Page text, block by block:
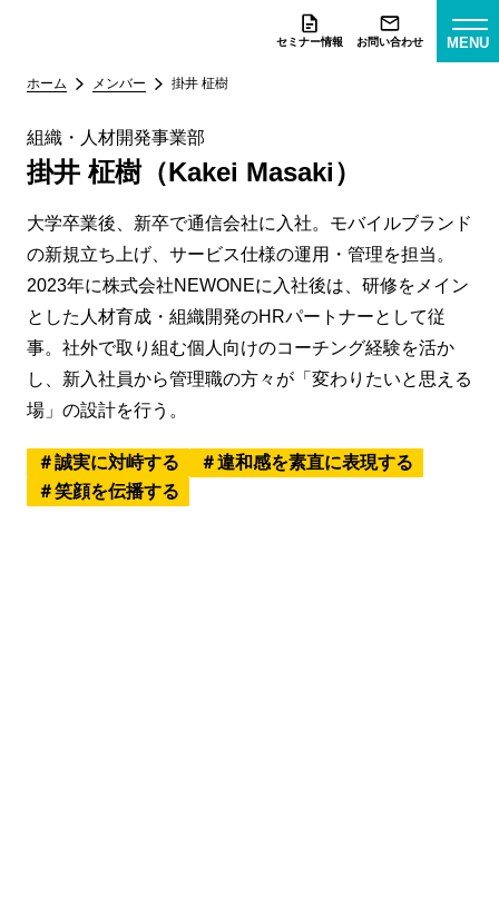
セミナー情報 お問い合わせ MENU
ホーム メンバー 掛井 柾樹
組織・人材開発事業部
掛井 柾樹（Kakei Masaki）
大学卒業後、新卒で通信会社に入社。モバイルブランド
の新規立ち上げ、サービス仕様の運用・管理を担当。
2023年に株式会社NEWONEに入社後は、研修をメイン
とした人材育成・組織開発のHRパートナーとして従
事。社外で取り組む個人向けのコーチング経験を活か
し、新入社員から管理職の方々が「変わりたいと思える
場」の設計を行う。
誠実に対峙する
違和感を素直に表現する
笑顔を伝播する